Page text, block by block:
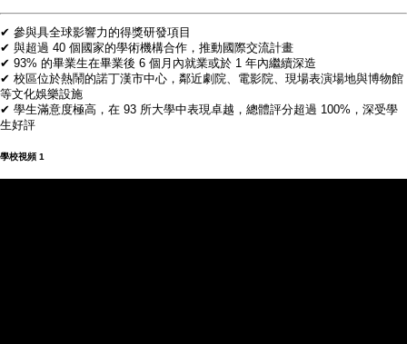
✔ 參與具全球影響力的得獎研發項目
✔ 與超過 40 個國家的學術機構合作，推動國際交流計畫
✔ 93% 的畢業生在畢業後 6 個月內就業或於 1 年內繼續深造
✔ 校區位於熱鬧的諾丁漢市中心，鄰近劇院、電影院、現場表演場地與博物館
等文化娛樂設施
✔ 學生滿意度極高，在 93 所大學中表現卓越，總體評分超過 100%，深受學
生好評
學校視頻 1